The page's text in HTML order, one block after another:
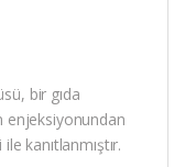
bir gıda
enjeksiyonundan
kanıtlanmıştır.